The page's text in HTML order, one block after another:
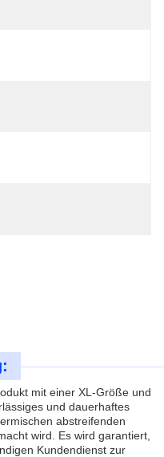
mit einer XL-Größe und
und dauerhaftes
abstreifenden
wird. Es wird garantiert,
Kundendienst zur